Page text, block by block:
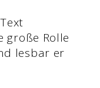
große Rolle
lesbar er